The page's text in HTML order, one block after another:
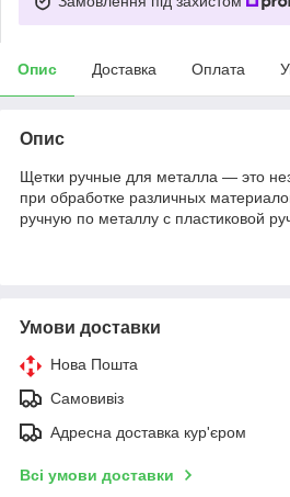
Опис Доставка Оплата
Опис
Щетки ручные для металла — это
при обработке различных
ручную по металлу с пластиковой
Умови доставки
Нова Пошта
Самовивіз
Адресна доставка кур'єром
Всі умови доставки